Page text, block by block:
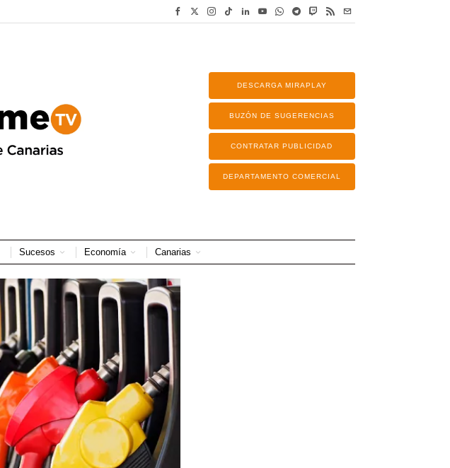
DESCARGA MIRAPLAY
BUZÓN DE SUGERENCIAS
CONTRATAR PUBLICIDAD
DEPARTAMENTO COMERCIAL
Sucesos Economía Canarias